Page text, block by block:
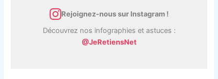
Rejoignez-nous sur Instagram !
Découvrez nos infographies et astuces :
@JeRetiensNet